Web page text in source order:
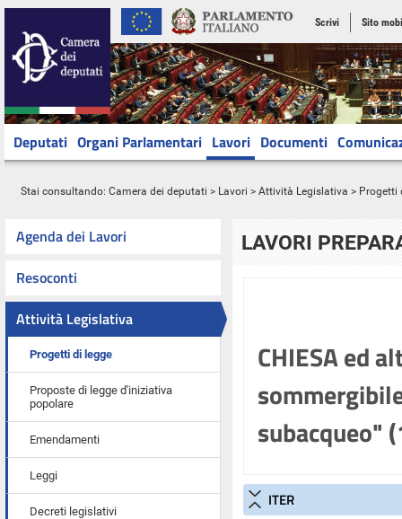
Scrivi Sito
Deputati Organi Parlamentari Lavori Documenti
Stai consultando: Camera dei deputati > Lavori > Attività Legislativa > Progetti
Agenda dei Lavori
Resoconti
Attività Legislativa
Progetti di legge
Proposte di legge d'iniziativa
popolare
Emendamenti
Leggi
Decreti legislativi
LAVORI
CHIESA ed
subacqueo"
ITER